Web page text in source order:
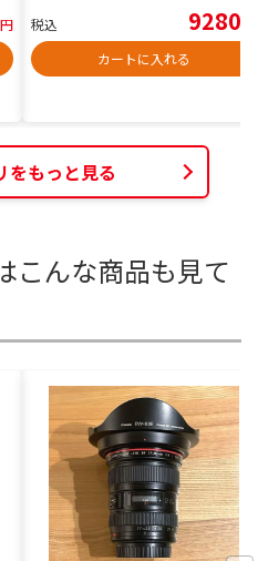
円
税込 9280
カートに入れる
をもっと見る
こんな商品も見て